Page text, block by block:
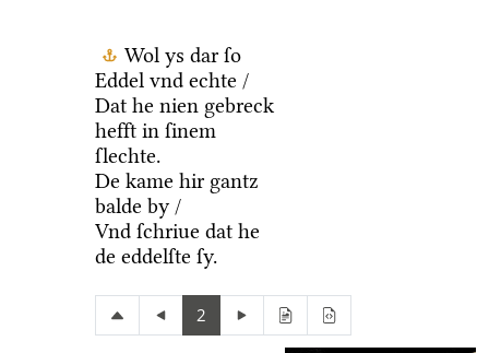
Wol ys dar ſo
Eddel vnd echte /
Dat he nien gebreck
hefft in ſinem
ſlechte.
De kame hir gantz
balde by /
Vnd ſchriue dat he
de eddelſte ſy.
2